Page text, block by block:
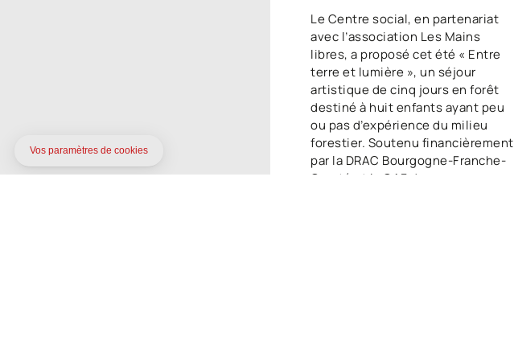
Le Centre social, en partenariat
avec l’association Les Mains
libres, a proposé cet été « Entre
terre et lumière », un séjour
artistique de cinq jours en forêt
destiné à huit enfants ayant peu
ou pas d’expérience du milieu
forestier. Soutenu financièrement
par la DRAC Bourgogne-Franche-
Comté et la CAF de